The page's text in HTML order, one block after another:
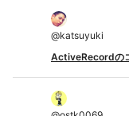
@katsuyuki
ActiveRecordの